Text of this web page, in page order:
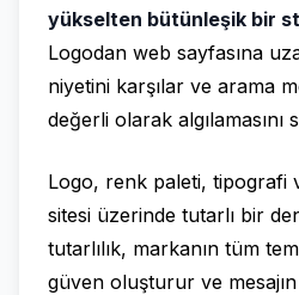
yükselten bütünleşik bir
Logodan web sayfasına
niyetini karşılar ve arama
değerli olarak algılamasını
Logo, renk paleti, tipografi
sitesi üzerinde tutarlı bir
tutarlılık, markanın tüm
güven oluşturur ve mesajın